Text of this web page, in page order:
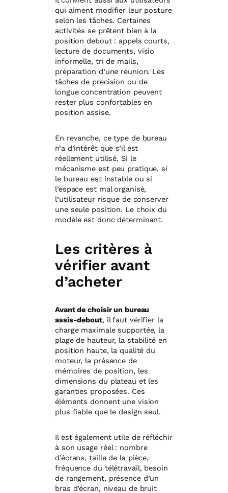
qui aiment modifier leur posture
selon les tâches. Certaines
activités se prêtent bien à la
position debout : appels courts,
lecture de documents, visio
informelle, tri de mails,
préparation d’une réunion. Les
tâches de précision ou de
longue concentration peuvent
rester plus confortables en
position assise.
En revanche, ce type de bureau
n’a d’intérêt que s’il est
réellement utilisé. Si le
mécanisme est peu pratique, si
le bureau est instable ou si
l’espace est mal organisé,
l’utilisateur risque de conserver
une seule position. Le choix du
modèle est donc déterminant.
Les critères à
vérifier avant
d’acheter
Avant de choisir un bureau
assis-debout, il faut vérifier la
charge maximale supportée, la
plage de hauteur, la stabilité en
position haute, la qualité du
moteur, la présence de
mémoires de position, les
dimensions du plateau et les
garanties proposées. Ces
éléments donnent une vision
plus fiable que le design seul.
Il est également utile de réfléchir
à son usage réel : nombre
d’écrans, taille de la pièce,
fréquence du télétravail, besoin
de rangement, présence d’un
bras d’écran, niveau de bruit